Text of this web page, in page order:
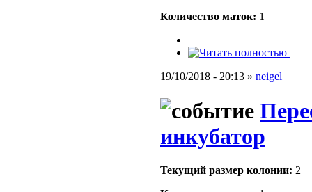
Количество маток: 1
19/10/2018 - 20:13 » neigel
инкубатор
Текущий размер кoлонии: 2